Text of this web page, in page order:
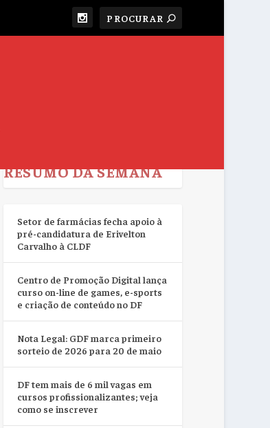
RESUMO DA SEMANA
Setor de farmácias fecha apoio à
pré-candidatura de Erivelton
Carvalho à CLDF
Centro de Promoção Digital lança
curso on-line de games, e-sports
e criação de conteúdo no DF
Nota Legal: GDF marca primeiro
sorteio de 2026 para 20 de maio
DF tem mais de 6 mil vagas em
cursos profissionalizantes; veja
como se inscrever